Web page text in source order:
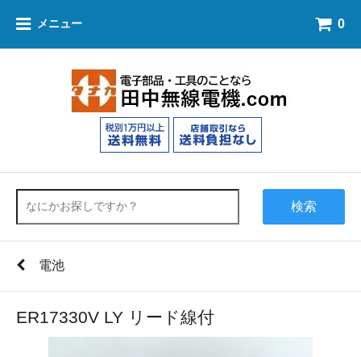
メニュー 0
検索
電池
ER17330V LY リード線付